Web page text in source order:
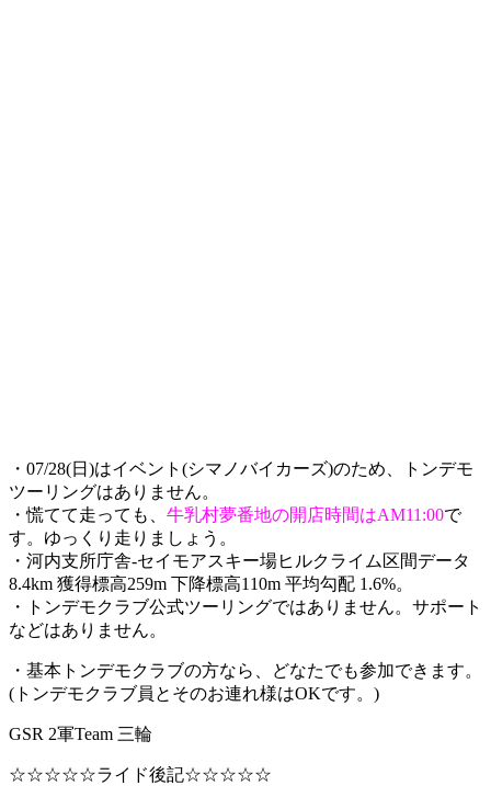
・07/28(日)はイベント(シマノバイカーズ)のため、トンデモ
ツーリングはありません。
・慌てて走っても、 牛乳村夢番地の開店時間はAM11:00で
す。ゆっくり走りましょう。
・河内支所庁舎-セイモアスキー場ヒルクライム区間データ
8.4km 獲得標高259m 下降標高110m 平均勾配 1.6%。
・トンデモクラブ公式ツーリングではありません。サポート
などはありません。
・基本トンデモクラブの方なら、どなたでも参加できます。
(トンデモクラブ員とそのお連れ様はOKです。)
GSR 2軍Team 三輪
☆☆☆☆☆ライド後記☆☆☆☆☆